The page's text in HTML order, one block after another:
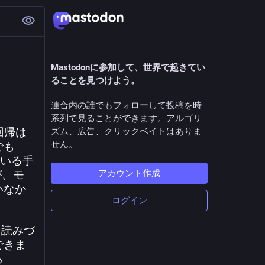
帰は
る手
モ
なか
みづ
ま
Mastodonに参加して、世界で起きてい
ることを見つけよう。
連合内の誰でもフォローして投稿を時
系列で見ることができます。アルゴリ
ズム、広告、クリックベイトはありま
せん。
アカウント作成
ログイン